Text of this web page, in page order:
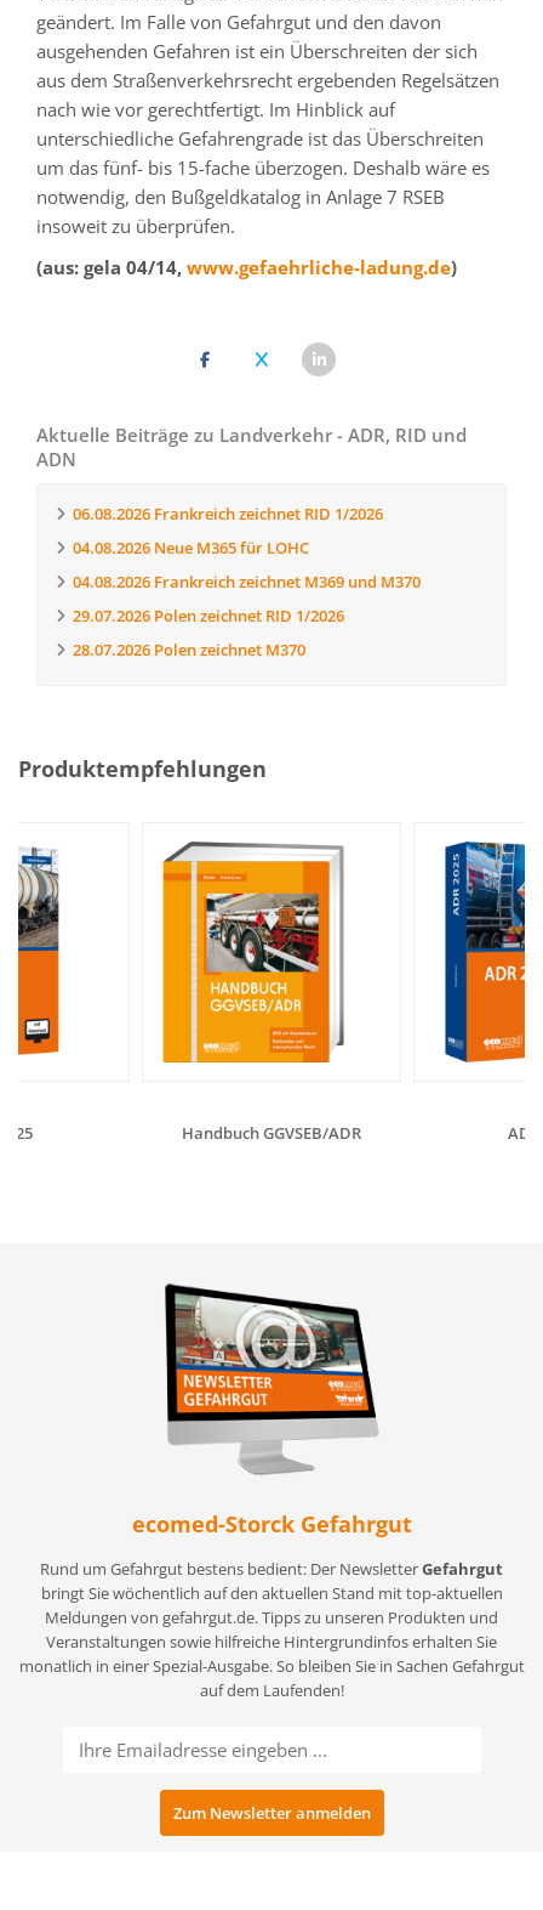
geändert. Im Falle von Gefahrgut und den davon
ausgehenden Gefahren ist ein Überschreiten der sich
aus dem Straßenverkehrsrecht ergebenden Regelsätzen
nach wie vor gerechtfertigt. Im Hinblick auf
unterschiedliche Gefahrengrade ist das Überschreiten
um das fünf- bis 15-fache überzogen. Deshalb wäre es
notwendig, den Bußgeldkatalog in Anlage 7 RSEB
insoweit zu überprüfen.
(aus: gela 04/14, www.gefaehrliche-ladung.de)
Aktuelle Beiträge zu Landverkehr - ADR, RID und
ADN
06.08.2026 Frankreich zeichnet RID 1/2026
04.08.2026 Neue M365 für LOHC
04.08.2026 Frankreich zeichnet M369 und M370
29.07.2026 Polen zeichnet RID 1/2026
28.07.2026 Polen zeichnet M370
Produktempfehlungen
Handbuch GGVSEB/ADR
ecomed-Storck Gefahrgut
Rund um Gefahrgut bestens bedient: Der NewsletterGefahrgut
bringt Sie wöchentlich auf den aktuellen Stand mit top-aktuellen
Meldungen von gefahrgut.de. Tipps zu unseren Produkten und
Veranstaltungen sowie hilfreiche Hintergrundinfos erhalten Sie
monatlich in einer Spezial-Ausgabe. So bleiben Sie in Sachen Gefahrgut
auf dem Laufenden!